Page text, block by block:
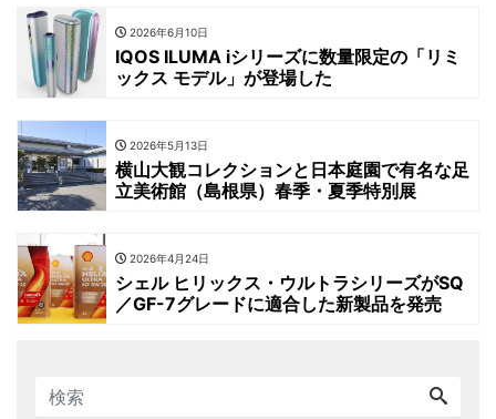
2026年6月10日
IQOS ILUMA iシリーズに数量限定の「リミ
ックス モデル」が登場した
2026年5月13日
横山大観コレクションと日本庭園で有名な足
立美術館（島根県）春季・夏季特別展
2026年4月24日
シェル ヒリックス・ウルトラシリーズがSQ
／GF-7グレードに適合した新製品を発売